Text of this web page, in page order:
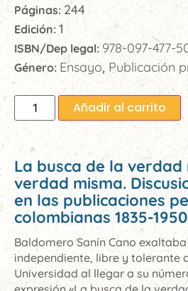
Páginas:244
Edición: 1
ISBN/Dep legal:978-097-477-
Género: Ensayo, Publicación
Añadir al carrito
La busca de la verdad
verdad misma.
en las publicaciones
colombianas 1835-1950
Baldomero Sanín Cano
independiente, libre y tolerante
Universidad al llegar a su